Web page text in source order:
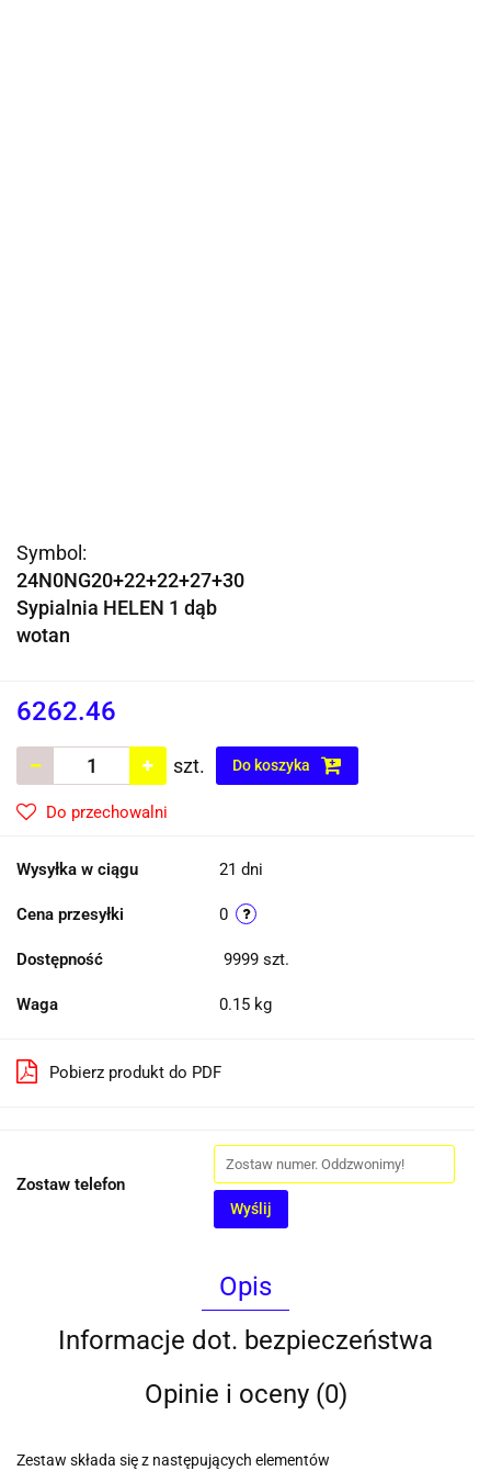
Symbol:
24N0NG20+22+22+27+30
Sypialnia HELEN 1 dąb
wotan
6262.46
szt. Do koszyka
Do przechowalni
Wysyłka w ciągu 21 dni
Cena przesyłki 0
Dostępność 9999 szt.
Waga 0.15 kg
Pobierz produkt do PDF
Zostaw telefon
Wyślij
Opis
Informacje dot. bezpieczeństwa
Opinie i oceny (0)
Zestaw składa się z następujących elementów